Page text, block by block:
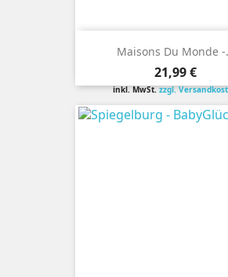
Maisons Du Monde -
Preis
21,99 €
inkl. MwSt.zzgl.